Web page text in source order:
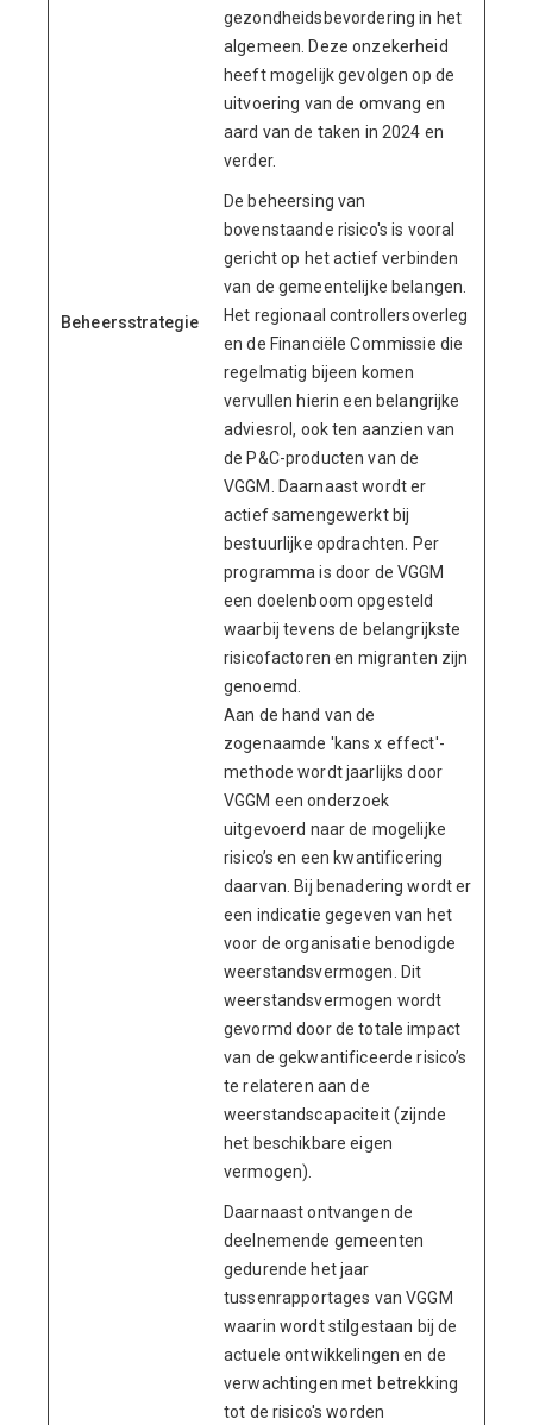
Beheersstrategie
gezondheidsbevordering in het
algemeen. Deze onzekerheid
heeft mogelijk gevolgen op de
uitvoering van de omvang en
aard van de taken in 2024 en
verder.
De beheersing van
bovenstaande risico's is vooral
gericht op het actief verbinden
van de gemeentelijke belangen.
Het regionaal controllersoverleg
en de Financiële Commissie die
regelmatig bijeen komen
vervullen hierin een belangrijke
adviesrol, ook ten aanzien van
de P&C-producten van de
VGGM. Daarnaast wordt er
actief samengewerkt bij
bestuurlijke opdrachten. Per
programma is door de VGGM
een doelenboom opgesteld
waarbij tevens de belangrijkste
risicofactoren en migranten zijn
genoemd.
Aan de hand van de
zogenaamde 'kans x effect'-
methode wordt jaarlijks door
VGGM een onderzoek
uitgevoerd naar de mogelijke
risico’s en een kwantificering
daarvan. Bij benadering wordt er
een indicatie gegeven van het
voor de organisatie benodigde
weerstandsvermogen. Dit
weerstandsvermogen wordt
gevormd door de totale impact
van de gekwantificeerde risico’s
te relateren aan de
weerstandscapaciteit (zijnde
het beschikbare eigen
vermogen).
Daarnaast ontvangen de
deelnemende gemeenten
gedurende het jaar
tussenrapportages van VGGM
waarin wordt stilgestaan bij de
actuele ontwikkelingen en de
verwachtingen met betrekking
tot de risico's worden